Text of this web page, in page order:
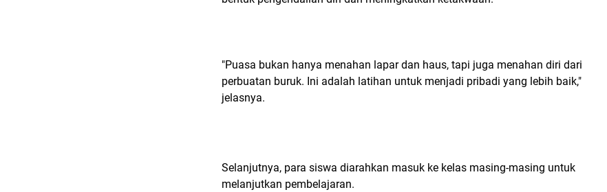
"Puasa bukan hanya menahan lapar dan haus, tapi juga menahan diri dari
perbuatan buruk. Ini adalah latihan untuk menjadi pribadi yang lebih baik,"
jelasnya.
Selanjutnya, para siswa diarahkan masuk ke kelas masing-masing untuk
melanjutkan pembelajaran.